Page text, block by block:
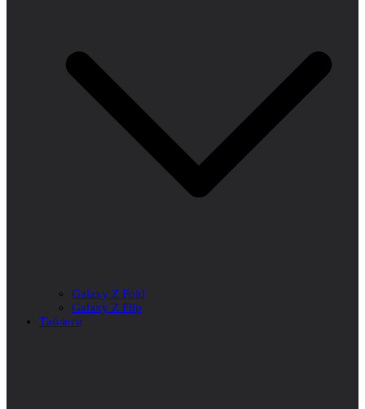
Galaxy Z Fold
Galaxy Z Flip
Таблети